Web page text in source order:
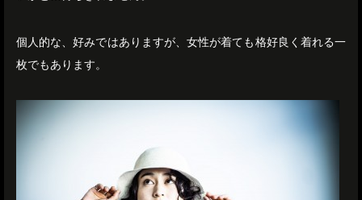
個人的な、好みではありますが、女性が着ても格好良く着れる一
枚でもあります。